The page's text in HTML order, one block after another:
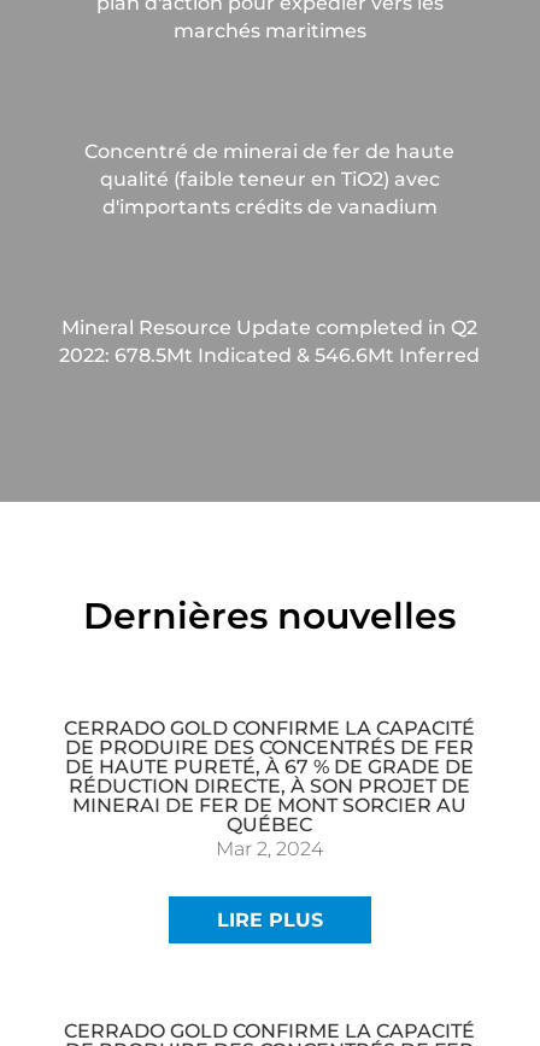
marchés maritimes
Concentré de minerai de fer de haute
qualité (faible teneur en TiO2) avec
d'importants crédits de vanadium
Mineral Resource Update completed in Q2
2022: 678.5Mt Indicated & 546.6Mt Inferred
Dernières nouvelles
CERRADO GOLD CONFIRME LA CAPACITÉ
DE PRODUIRE DES CONCENTRÉS DE FER
DE HAUTE PURETÉ, À 67 % DE GRADE DE
RÉDUCTION DIRECTE, À SON PROJET DE
MINERAI DE FER DE MONT SORCIER AU
QUÉBEC
Mar 2, 2024
LIRE PLUS
CERRADO GOLD CONFIRME LA CAPACITÉ